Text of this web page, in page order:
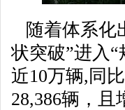
随着体系化
状突破”进入
近10万辆,同
28,386辆，